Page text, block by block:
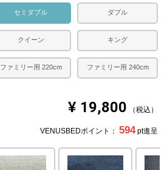
セミダブル ダブル
クイーン キング
ファミリー用 220cm ファミリー用 240cm
¥ 19,800 税込
VENUSBEDポイント： 594 pt進呈